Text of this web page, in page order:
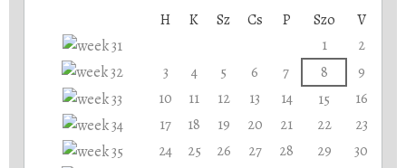
H K Sz Cs P Szo
V
1
2
3
4 5 6 7 8
9
10
11 12 13 14 15
16
17
18 19 20 21 22
23
24
25 26 27 28 29
30